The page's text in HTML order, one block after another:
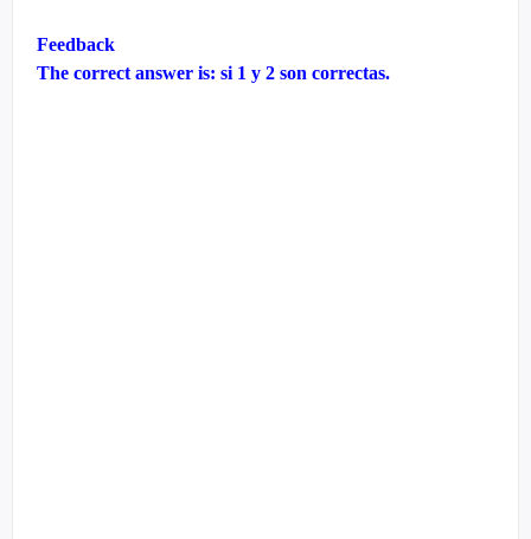
Feedback
The correct answer is: si 1 y 2 son correctas.